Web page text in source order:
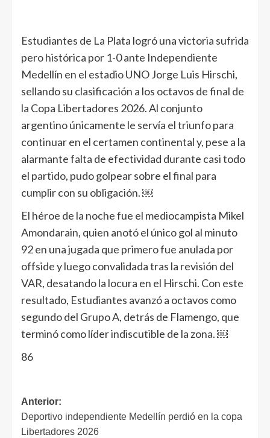
Estudiantes de La Plata logró una victoria sufrida
pero histórica por 1-0 ante Independiente
Medellín en el estadio UNO Jorge Luis Hirschi,
sellando su clasificación a los octavos de final de
la Copa Libertadores 2026. Al conjunto
argentino únicamente le servía el triunfo para
continuar en el certamen continental y, pese a la
alarmante falta de efectividad durante casi todo
el partido, pudo golpear sobre el final para
cumplir con su obligación. ￼
El héroe de la noche fue el mediocampista Mikel
Amondarain, quien anotó el único gol al minuto
92 en una jugada que primero fue anulada por
offside y luego convalidada tras la revisión del
VAR, desatando la locura en el Hirschi. Con este
resultado, Estudiantes avanzó a octavos como
segundo del Grupo A, detrás de Flamengo, que
terminó como líder indiscutible de la zona. ￼
86
Anterior:
Deportivo independiente Medellín perdió en la copa
Libertadores 2026